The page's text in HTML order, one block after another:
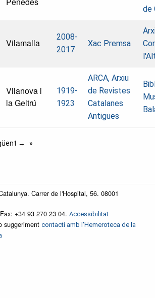
de
Vilamalla
2008-
2017
Xac Premsa
Vilanova i
la Geltrú
1919-
1923
ARCA, Arxiu
de Revistes
Catalanes
Antigues
→
Carrer de l'Hospital, 56. 08001
+34 93 270 23 04. Accessibilitat
suggeriment contacti amb l'Hemeroteca de la